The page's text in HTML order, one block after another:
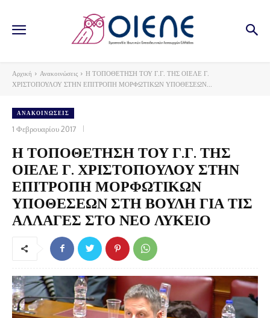
Αρχική Ανακοινώσεις
Η ΤΟΠΟΘΕΤΗΣΗ ΤΟΥ Γ.Γ. ΤΗΣ ΟΙΕΛΕ Γ.
ΧΡΙΣΤΟΠΟΥΛΟΥ ΣΤΗΝ ΕΠΙΤΡΟΠΗ ΜΟΡΦΩΤΙΚΩΝ ΥΠΟΘΕΣΕΩΝ...
ΑΝΑΚΟΙΝΏΣΕΙΣ
1 Φεβρουαρίου 2017
Η ΤΟΠΟΘΕΤΗΣΗ ΤΟΥ Γ.Γ. ΤΗΣ
ΟΙΕΛΕ Γ. ΧΡΙΣΤΟΠΟΥΛΟΥ ΣΤΗΝ
ΕΠΙΤΡΟΠΗ ΜΟΡΦΩΤΙΚΩΝ
ΥΠΟΘΕΣΕΩΝ ΣΤΗ ΒΟΥΛΗ ΓΙΑ ΤΙΣ
ΑΛΛΑΓΕΣ ΣΤΟ ΝΕΟ ΛΥΚΕΙΟ